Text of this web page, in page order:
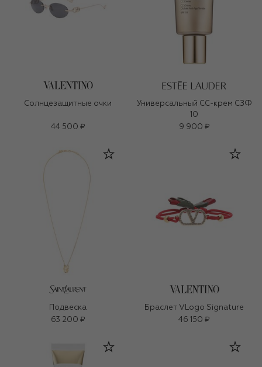
Солнцезащитные очки
44 500 ₽
Универсальный СС-крем СЗФ
10
9 900 ₽
Подвеска
63 200 ₽
Браслет VLogo Signature
46 150 ₽